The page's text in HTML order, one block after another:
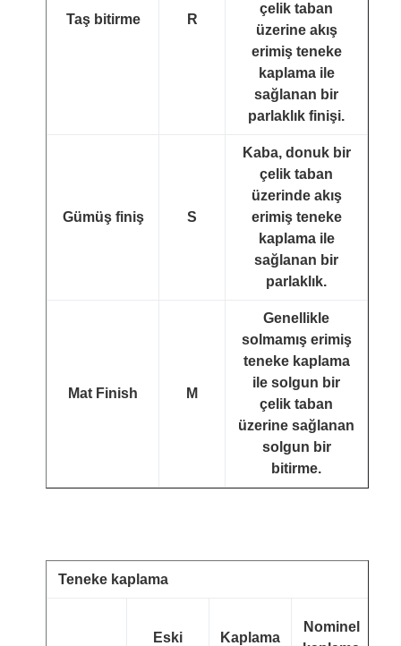
Taş bitirme R
çelik taban
üzerine akış
erimiş teneke
kaplama ile
sağlanan bir
parlaklık finişi.
Gümüş finiş S
Kaba, donuk bir
çelik taban
üzerinde akış
erimiş teneke
kaplama ile
sağlanan bir
parlaklık.
Mat Finish M
Genellikle
solmamış erimiş
teneke kaplama
ile solgun bir
çelik taban
üzerine sağlanan
solgun bir
bitirme.
Teneke kaplama
Eski
Kaplama
Nominel